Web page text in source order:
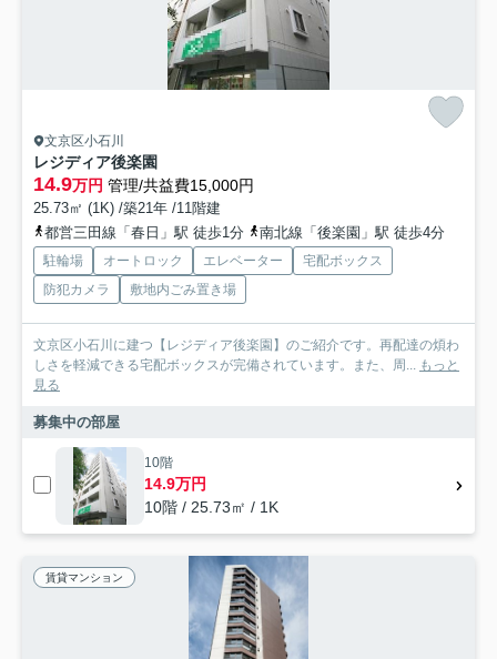
文京区小石川
レジディア後楽園
14.9万円 管理/共益費15,000円
25.73㎡ (1K) /築21年 /11階建
都営三田線「春日」駅 徒歩1分
南北線「後楽園」駅 徒歩4分
駐輪場 オートロック エレベーター
宅配ボックス
防犯カメラ
敷地内ごみ置き場
文京区小石川に建つ【レジディア後楽園】のご紹介です。再配達の煩わ
しさを軽減できる宅配ボックスが完備されています。また、周...
もっと
見る
募集中の部屋
10階
14.9万円
10階 / 25.73㎡ / 1K
賃貸マンション